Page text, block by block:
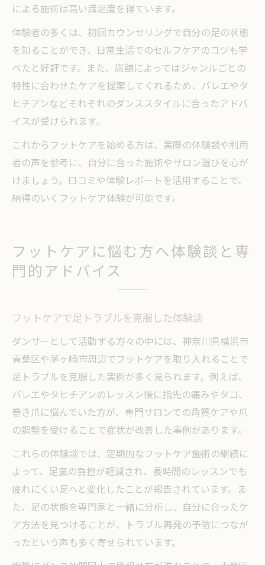
による施術は高い満足度を得ています。
体験者の多くは、初回カウンセリングで自分の足の状態
を知ることができ、日常生活でのセルフケアのコツも学
べたと好評です。また、店舗によってはジャンルごとの
特性に合わせたケアを提案してくれるため、バレエやタ
ヒチアンなどそれぞれのダンススタイルに合ったアドバ
イスが受けられます。
これからフットケアを始める方は、実際の体験談や利用
者の声を参考に、自分に合った施術やサロン選びを心が
けましょう。口コミや体験レポートを活用することで、
納得のいくフットケア体験が可能です。
フットケアに悩む方へ体験談と専
門的アドバイス
フットケアで足トラブルを克服した体験談
ダンサーとして活動する方々の中には、神奈川県横浜市
青葉区や茅ヶ崎市周辺でフットケアを取り入れることで
足トラブルを克服した実例が多く見られます。例えば、
バレエやタヒチアンのレッスン後に指先の痛みやタコ、
巻き爪に悩んでいた方が、専門サロンでの角質ケアや爪
の調整を受けることで症状が改善した事例があります。
これらの体験談では、定期的なフットケア施術の継続に
よって、足裏の負担が軽減され、長時間のレッスンでも
疲れにくい足へと変化したことが報告されています。ま
た、足の状態を専門家と一緒に分析し、自分に合ったケ
ア方法を見つけることが、トラブル再発の予防につなが
ったという声も多く寄せられています。